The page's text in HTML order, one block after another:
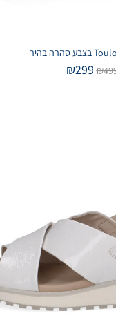
₪
₪299